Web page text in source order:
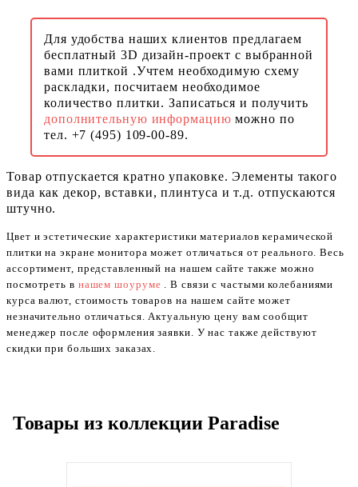
Для удобства наших клиентов предлагаем
бесплатный 3D дизайн-проект с выбранной
вами плиткой .Учтем необходимую схему
раскладки, посчитаем необходимое
количество плитки. Записаться и получить
дополнительную информациюможно по
тел. +7 (495) 109-00-89.
Товар отпускается кратно упаковке. Элементы такого
вида как декор, вставки, плинтуса и т.д. отпускаются
штучно.
Цвет и эстетические характеристики материалов керамической
плитки на экране монитора может отличаться от реального. Весь
ассортимент, представленный на нашем сайте также можно
посмотреть в нашем шоуруме . В связи с частыми колебаниями
курса валют, стоимость товаров на нашем сайте может
незначительно отличаться. Актуальную цену вам сообщит
менеджер после оформления заявки. У нас также действуют
скидки при больших заказах.
Товары из коллекции Paradise